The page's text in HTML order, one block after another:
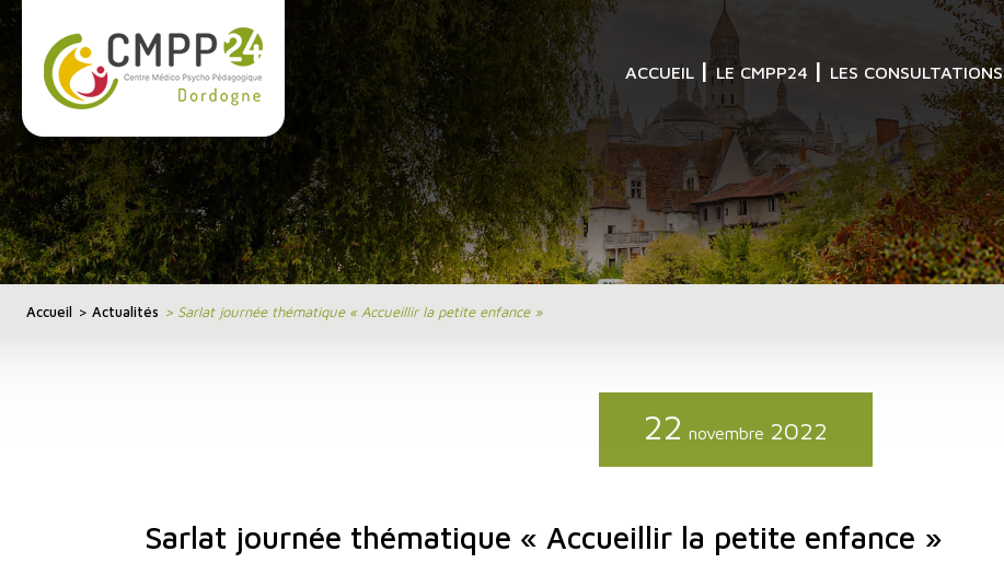
ACCUEIL LE CMPP24 LES CONSULTATIONS
Accueil > Actualités > Sarlat journée thématique « Accueillir la petite enfance »
22 novembre 2022
Sarlat journée thématique « Accueillir la petite enfance »
Cookies management panel